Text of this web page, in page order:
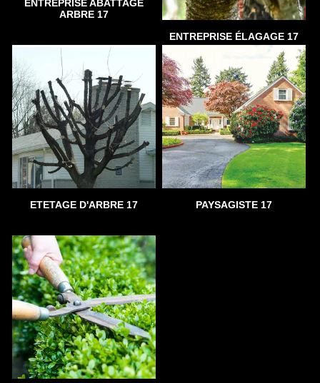
ENTREPRISE ABATTAGE
ARBRE 17
ENTREPRISE ÉLAGAGE 17
ETETAGE D'ARBRE 17 PAYSAGISTE 17